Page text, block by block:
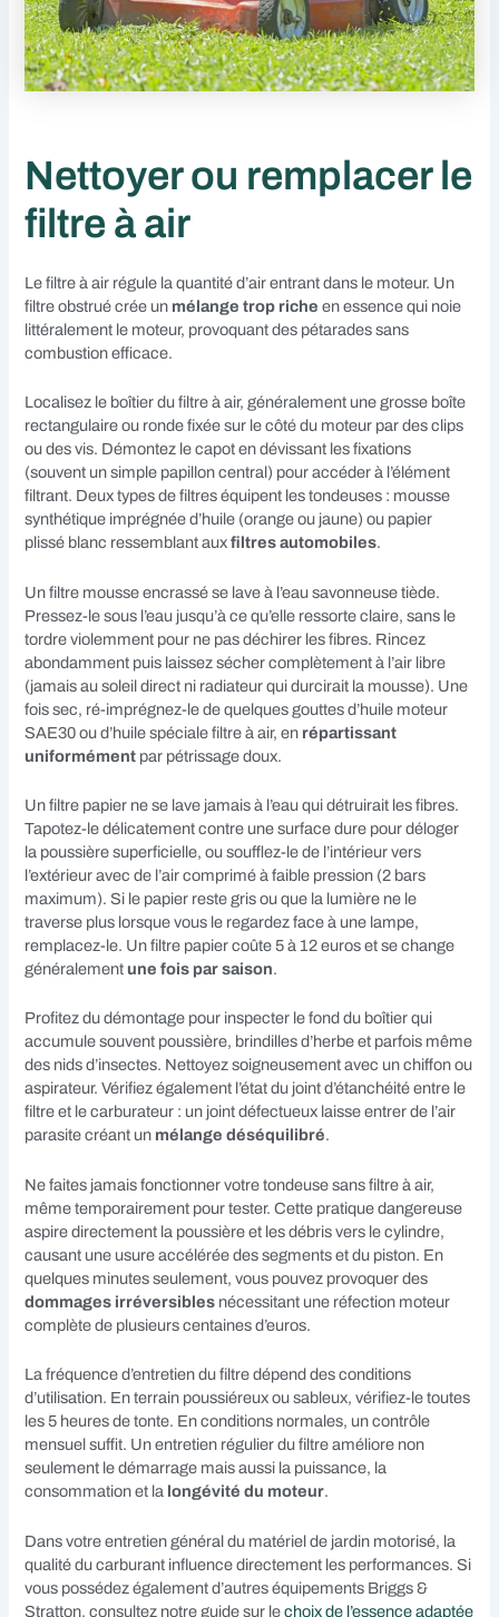
Nettoyer ou remplacer le
filtre à air
Le filtre à air régule la quantité d’air entrant dans le moteur. Un
filtre obstrué crée un mélange trop riche en essence qui noie
littéralement le moteur, provoquant des pétarades sans
combustion efficace.
Localisez le boîtier du filtre à air, généralement une grosse boîte
rectangulaire ou ronde fixée sur le côté du moteur par des clips
ou des vis. Démontez le capot en dévissant les fixations
(souvent un simple papillon central) pour accéder à l’élément
filtrant. Deux types de filtres équipent les tondeuses : mousse
synthétique imprégnée d’huile (orange ou jaune) ou papier
plissé blanc ressemblant auxfiltres automobiles.
Un filtre mousse encrassé se lave à l’eau savonneuse tiède.
Pressez-le sous l’eau jusqu’à ce qu’elle ressorte claire, sans le
tordre violemment pour ne pas déchirer les fibres. Rincez
abondamment puis laissez sécher complètement à l’air libre
(jamais au soleil direct ni radiateur qui durcirait la mousse). Une
fois sec, ré-imprégnez-le de quelques gouttes d’huile moteur
SAE30 ou d’huile spéciale filtre à air, en répartissant
uniformément par pétrissage doux.
Un filtre papier ne se lave jamais à l’eau qui détruirait les fibres.
Tapotez-le délicatement contre une surface dure pour déloger
la poussière superficielle, ou soufflez-le de l’intérieur vers
l’extérieur avec de l’air comprimé à faible pression (2 bars
maximum). Si le papier reste gris ou que la lumière ne le
traverse plus lorsque vous le regardez face à une lampe,
remplacez-le. Un filtre papier coûte 5 à 12 euros et se change
généralement une fois par saison.
Profitez du démontage pour inspecter le fond du boîtier qui
accumule souvent poussière, brindilles d’herbe et parfois même
des nids d’insectes. Nettoyez soigneusement avec un chiffon ou
aspirateur. Vérifiez également l’état du joint d’étanchéité entre le
filtre et le carburateur : un joint défectueux laisse entrer de l’air
parasite créant un mélange déséquilibré.
Ne faites jamais fonctionner votre tondeuse sans filtre à air,
même temporairement pour tester. Cette pratique dangereuse
aspire directement la poussière et les débris vers le cylindre,
causant une usure accélérée des segments et du piston. En
quelques minutes seulement, vous pouvez provoquer des
dommages irréversibles nécessitant une réfection moteur
complète de plusieurs centaines d’euros.
La fréquence d’entretien du filtre dépend des conditions
d’utilisation. En terrain poussiéreux ou sableux, vérifiez-le toutes
les 5 heures de tonte. En conditions normales, un contrôle
mensuel suffit. Un entretien régulier du filtre améliore non
seulement le démarrage mais aussi la puissance, la
consommation et la longévité du moteur.
Dans votre entretien général du matériel de jardin motorisé, la
qualité du carburant influence directement les performances. Si
vous possédez également d’autres équipements Briggs &
Stratton, consultez notre guide sur lechoix de l’essence adaptée